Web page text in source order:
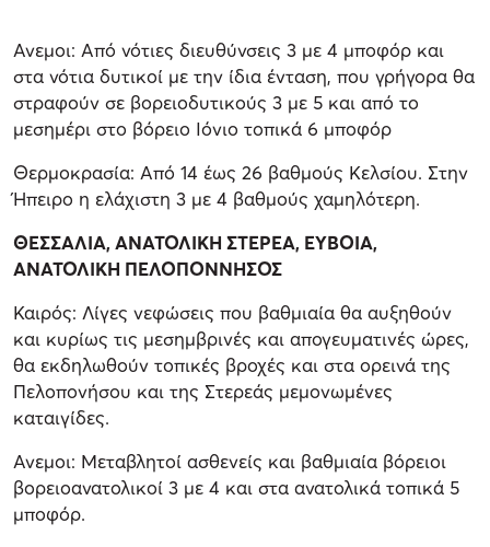
Ανεμοι: Από νότιες διευθύνσεις 3 με 4 μποφόρ και
στα νότια δυτικοί με την ίδια ένταση, που γρήγορα θα
στραφούν σε βορειοδυτικούς 3 με 5 και από το
μεσημέρι στο βόρειο Ιόνιο τοπικά 6 μποφόρ
Θερμοκρασία: Από 14 έως 26 βαθμούς Κελσίου. Στην
Ήπειρο η ελάχιστη 3 με 4 βαθμούς χαμηλότερη.
ΘΕΣΣΑΛΙΑ, ΑΝΑΤΟΛΙΚΗ ΣΤΕΡΕΑ, ΕΥΒΟΙΑ,
ΑΝΑΤΟΛΙΚΗ ΠΕΛΟΠΟΝΝΗΣΟΣ
Καιρός: Λίγες νεφώσεις που βαθμιαία θα αυξηθούν
και κυρίως τις μεσημβρινές και απογευματινές ώρες,
θα εκδηλωθούν τοπικές βροχές και στα ορεινά της
Πελοπονήσου και της Στερεάς μεμονωμένες
καταιγίδες.
Ανεμοι: Μεταβλητοί ασθενείς και βαθμιαία βόρειοι
βορειοανατολικοί 3 με 4 και στα ανατολικά τοπικά 5
μποφόρ.